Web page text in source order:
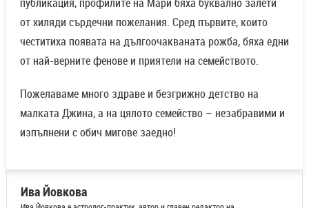
от хиляди сърдечни пожелания. Сред първите, които
честитиха появата на дългоочакваната рожба, бяха едни
от най-верните фенове и приятели на семейството.
Пожелаваме много здраве и безгрижно детство на
малката Джина, а на цялото семейство – незабравими и
изпълнени с обич мигове заедно!
Ива Йовкова